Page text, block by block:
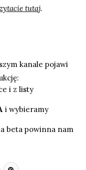
tutaj.
kanale pojawi
i z listy
i wybieramy
beta powinna nam